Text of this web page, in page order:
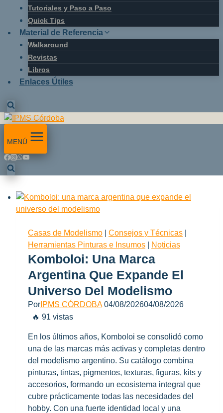
Tutoriales y Paso a Paso
Quick Tips
Material de Referencia
Walkaround
Revistas
Libros
Enlaces Útiles
MENÚ
Casas de Modelismo Consejos y Técnicas
Herramientas Pinturas e Insumos
Noticias
Komboloi: Una Marca
Argentina Que Expande El
Universo Del Modelismo
Por IPMS CÓRDOBA 04/08/202604/08/2026
🔥 91 vistas
En los últimos años, Komboloi se consolidó como
una de las marcas más activas y completas dentro
del modelismo argentino. Su catálogo combina
pinturas, tintas, pigmentos, texturas, figuras, kits y
accesorios, formando un ecosistema integral que
cubre prácticamente todas las necesidades del
hobby. Con una fuerte identidad local y una